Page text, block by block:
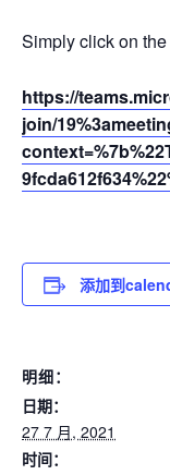
Simply click on
https://
join/
添加到
明细：
日期：
27 7 月, 2021
时间：